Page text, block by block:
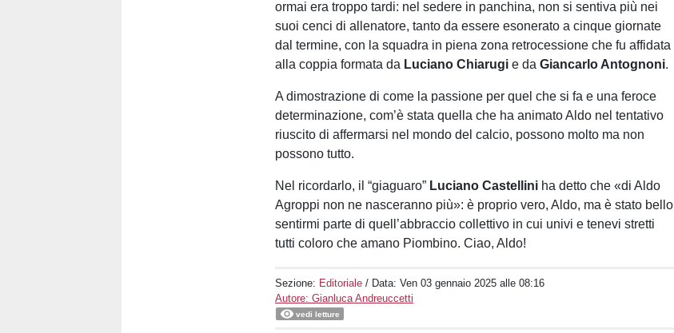
ormai era troppo tardi: nel sedere in panchina, non si sentiva più nei
suoi cenci di allenatore, tanto da essere esonerato a cinque giornate
dal termine, con la squadra in piena zona retrocessione che fu affidata
alla coppia formata da Luciano Chiarugie daGiancarlo Antognoni.
A dimostrazione di come la passione per quel che si fa e una feroce
determinazione, com’è stata quella che ha animato Aldo nel tentativo
riuscito di affermarsi nel mondo del calcio, possono molto ma non
possono tutto.
Nel ricordarlo, il “giaguaro” Luciano Castellini ha detto che «di Aldo
Agroppi non ne nasceranno più»: è proprio vero, Aldo, ma è stato bello
sentirmi parte di quell’abbraccio collettivo in cui univi e tenevi stretti
tutti coloro che amano Piombino. Ciao, Aldo!
Sezione: Editoriale / Data:Ven 03 gennaio 2025 alle 08:16
Autore: Gianluca Andreuccetti
vedi letture